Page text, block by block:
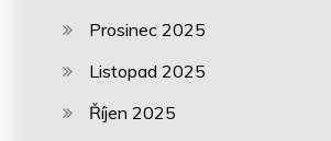
Prosinec 2025
Listopad 2025
Říjen 2025